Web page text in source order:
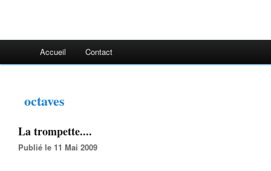
Accueil Contact
octaves
La trompette....
Publié le 11 Mai 2009